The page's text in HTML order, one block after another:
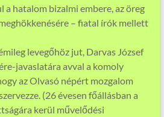
a hatalom bizalmi embere, az öreg
– fiatal írók mellett
levegőhöz jut, Darvas József
javaslatára avval a komoly
az Olvasó népért mozgalom
(26 évesen főállásban a
kerül művelődési